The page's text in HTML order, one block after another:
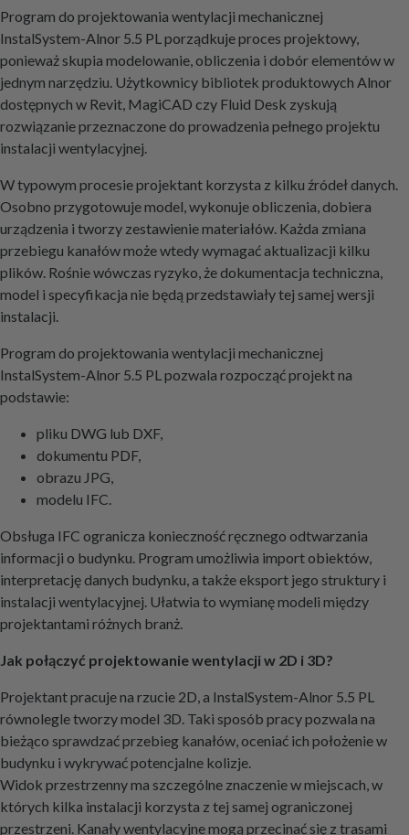
Program do projektowania wentylacji mechanicznej
InstalSystem-Alnor 5.5 PL porządkuje proces projektowy,
ponieważ skupia modelowanie, obliczenia i dobór elementów w
jednym narzędziu. Użytkownicy bibliotek produktowych Alnor
dostępnych w Revit, MagiCAD czy Fluid Desk zyskują
rozwiązanie przeznaczone do prowadzenia pełnego projektu
instalacji wentylacyjnej.
W typowym procesie projektant korzysta z kilku źródeł danych.
Osobno przygotowuje model, wykonuje obliczenia, dobiera
urządzenia i tworzy zestawienie materiałów. Każda zmiana
przebiegu kanałów może wtedy wymagać aktualizacji kilku
plików. Rośnie wówczas ryzyko, że dokumentacja techniczna,
model i specyfikacja nie będą przedstawiały tej samej wersji
instalacji.
Program do projektowania wentylacji mechanicznej
InstalSystem-Alnor 5.5 PL pozwala rozpocząć projekt na
podstawie:
pliku DWG lub DXF,
dokumentu PDF,
obrazu JPG,
modelu IFC.
Obsługa IFC ogranicza konieczność ręcznego odtwarzania
informacji o budynku. Program umożliwia import obiektów,
interpretację danych budynku, a także eksport jego struktury i
instalacji wentylacyjnej. Ułatwia to wymianę modeli między
projektantami różnych branż.
Jak połączyć projektowanie wentylacji w 2D i 3D?
Projektant pracuje na rzucie 2D, a InstalSystem-Alnor 5.5 PL
równolegle tworzy model 3D. Taki sposób pracy pozwala na
bieżąco sprawdzać przebieg kanałów, oceniać ich położenie w
budynku i wykrywać potencjalne kolizje.
Widok przestrzenny ma szczególne znaczenie w miejscach, w
których kilka instalacji korzysta z tej samej ograniczonej
przestrzeni. Kanały wentylacyjne mogą przecinać się z trasami